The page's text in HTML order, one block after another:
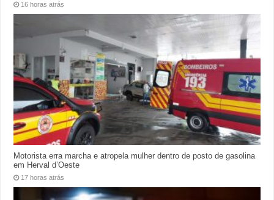
16 horas atrás
Motorista erra marcha e atropela mulher dentro de posto de gasolina
em Herval d’Oeste
17 horas atrás